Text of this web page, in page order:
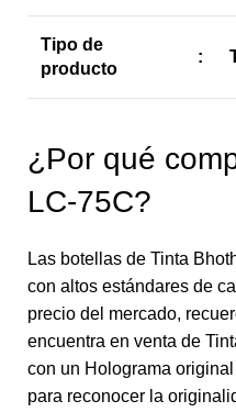
Tipo de
producto
:
¿Por qué
LC-75C?
Las botellas de Tinta
con altos estándares de
precio del mercado,
encuentra en venta de
con un Holograma
para reconocer la